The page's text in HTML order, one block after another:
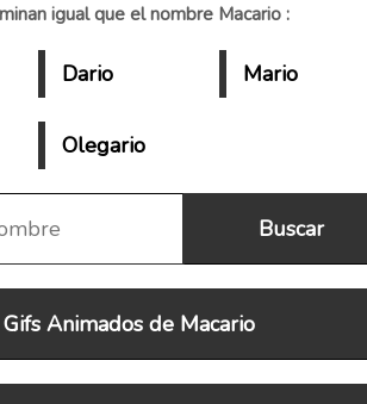
igual que el nombre Macario :
Dario Mario
Olegario
Gifs Animados de Macario